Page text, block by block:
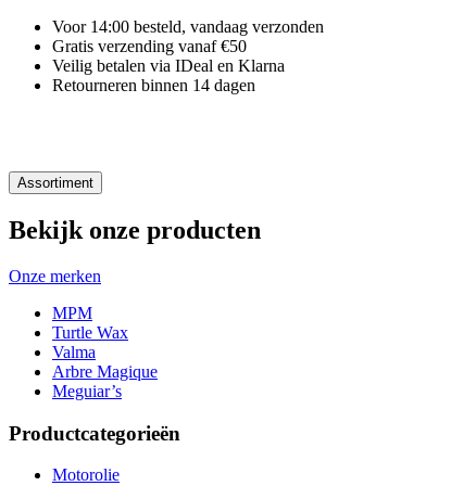
Voor 14:00 besteld, vandaag verzonden
Gratis verzending vanaf €50
Veilig betalen via IDeal en Klarna
Retourneren binnen 14 dagen
Assortiment
Bekijk onze producten
Onze merken
MPM
Turtle Wax
Valma
Arbre Magique
Meguiar’s
Productcategorieën
Motorolie